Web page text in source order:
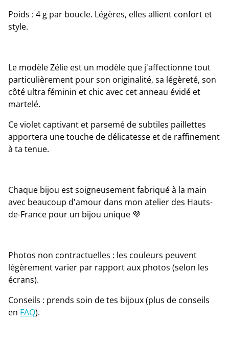
Poids : 4 g par boucle. Légères, elles allient confort et
style.
Le modèle Zélie est un modèle que j'affectionne tout
particulièrement pour son originalité, sa légèreté, son
côté ultra féminin et chic avec cet anneau évidé et
martelé.
Ce violet captivant et parsemé de subtiles paillettes
apportera une touche de délicatesse et de raffinement
à ta tenue.
Chaque bijou est soigneusement fabriqué à la main
avec beaucoup d'amour dans mon atelier des Hauts-
de-France pour un bijou unique 💜
Photos non contractuelles : les couleurs peuvent
légèrement varier par rapport aux photos (selon les
écrans).
Conseils : prends soin de tes bijoux (plus de conseils
en FAQ).